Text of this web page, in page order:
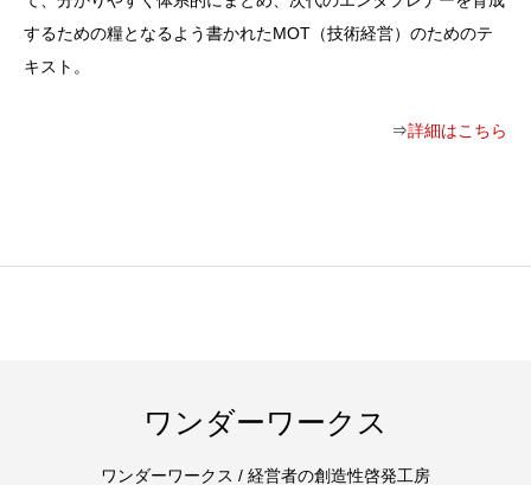
するための糧となるよう書かれたMOT（技術経営）のためのテ
キスト。
⇒詳細はこちら
ワンダーワークス
ワンダーワークス / 経営者の創造性啓発工房